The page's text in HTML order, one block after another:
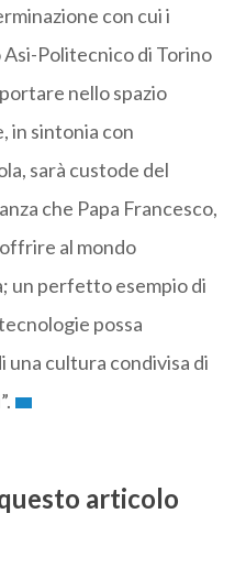
con cui i
Politecnico di Torino
nello spazio
in sintonia con
sarà custode del
che Papa Francesco,
al mondo
un perfetto esempio di
possa
una cultura condivisa di
articolo